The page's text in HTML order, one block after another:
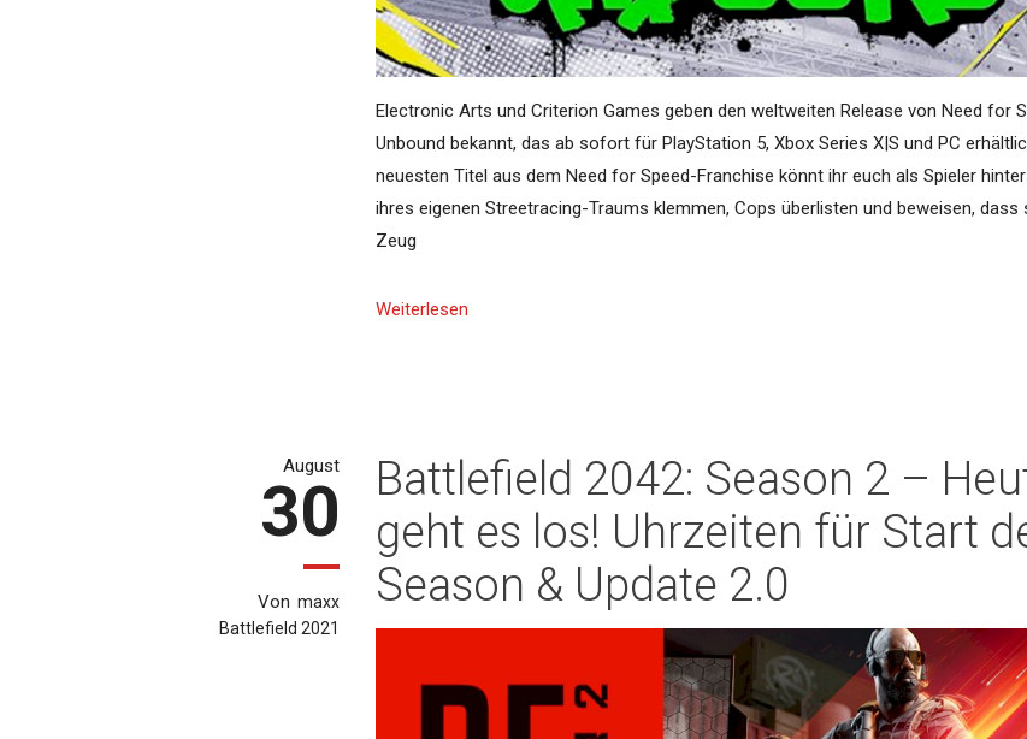
Electronic Arts und Criterion Games geben den weltweiten Release von Need for
Unbound bekannt, das ab sofort für PlayStation 5, Xbox Series X|S und PC
neuesten Titel aus dem Need for Speed-Franchise könnt ihr euch als Spieler
ihres eigenen Streetracing-Traums klemmen, Cops überlisten und beweisen, dass
Zeug
Weiterlesen
August
30
Von maxx
Battlefield 2021
Battlefield 2042: Season 2 –
geht es los! Uhrzeiten für Start
Season & Update 2.0